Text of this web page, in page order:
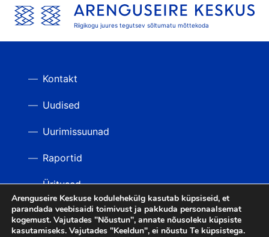
Riigikogu juures tegutsev sõltumatu mõttekoda
TAGASI ÜLES
Kontakt
Uudised
Uurimissuunad
Raportid
Üritused
Videod
Arenguseire Keskuse kodulehekülg kasutab küpsiseid, et
parandada veebisaidi toimivust ja pakkuda personaalsemat
kogemust. Vajutades "Nõustun", annate nõusoleku küpsiste
kasutamiseks. Vajutades "Keeldun", ei nõustu Te küpsistega.